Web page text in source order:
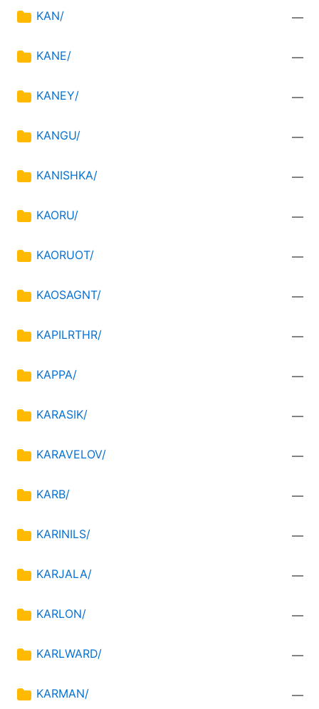
KAN/ —
KANE/ —
KANEY/ —
KANGU/ —
KANISHKA/ —
KAORU/ —
KAORUOT/ —
KAOSAGNT/ —
KAPILRTHR/ —
KAPPA/ —
KARASIK/ —
KARAVELOV/ —
KARB/ —
KARINILS/ —
KARJALA/ —
KARLON/ —
KARLWARD/ —
KARMAN/ —